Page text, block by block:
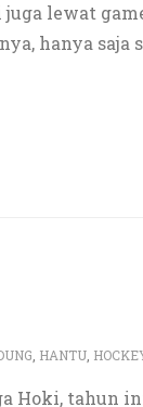
lewat
hanya
HANTU
Hoki, tahun